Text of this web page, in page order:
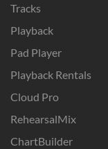
Tracks
Playback
Pad Player
Playback Rentals
Cloud Pro
RehearsalMix
ChartBuilder